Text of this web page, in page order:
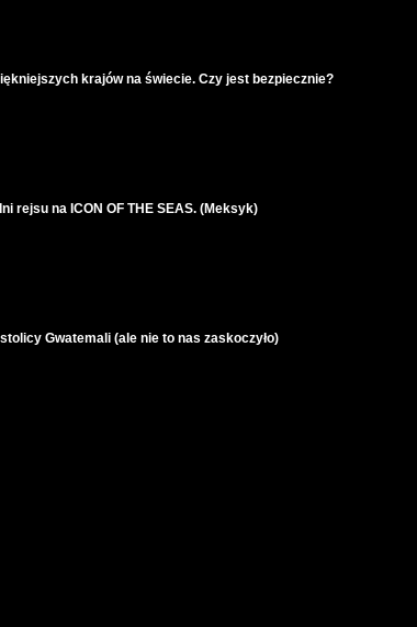
krajów na świecie. Czy jest bezpiecznie?
rejsu na ICON OF THE SEAS. (Meksyk)
Gwatemali (ale nie to nas zaskoczyło)